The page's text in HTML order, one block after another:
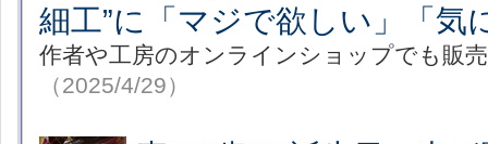
細工”に「マジで欲しい」「気
作者や工房のオンラインショップでも販
（2025/4/29）